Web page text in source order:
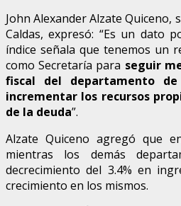
John Alexander Alzate Quiceno,
Caldas, expresó: “Es un dato
índice señala que tenemos un
como Secretaría para seguir
fiscal del departamento
incrementar los recursos
de la deuda”.
Alzate Quiceno agregó que
mientras los demás
decrecimiento del 3.4% en
crecimiento en los mismos.